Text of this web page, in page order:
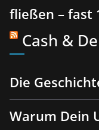
fließen – fast
Cash &
Die
Warum Dein